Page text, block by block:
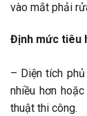
vào mắt phải
Định mức tiêu
– Diện tích
nhiều hơn
thuật thi công.